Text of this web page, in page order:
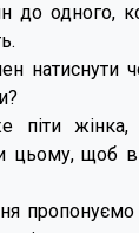
до одного,
натиснути
піти
цьому, щоб